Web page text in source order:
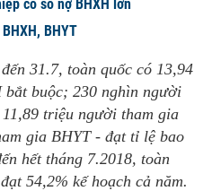
có số nợ BHXH lớn
BHYT
31.7, toàn quốc có 13,94
buộc; 230 nghìn người
triệu người tham gia
gia BHYT - đạt tỉ lệ bao
hết tháng 7.2018, toàn
54,2% kế hoạch cả năm.